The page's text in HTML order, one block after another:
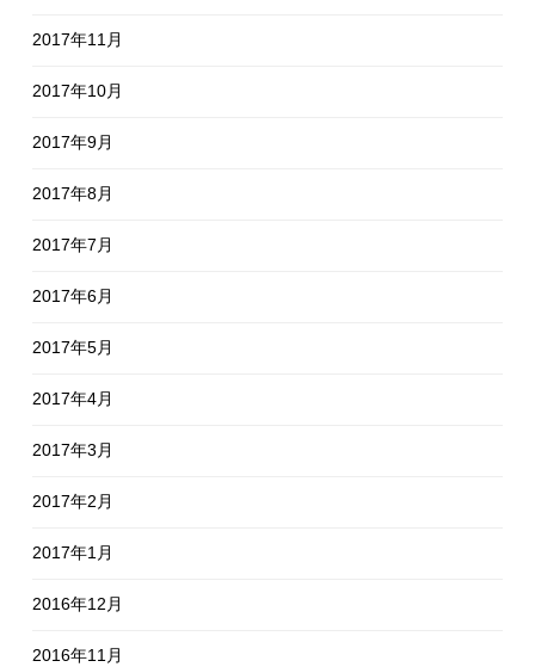
2017年11月
2017年10月
2017年9月
2017年8月
2017年7月
2017年6月
2017年5月
2017年4月
2017年3月
2017年2月
2017年1月
2016年12月
2016年11月